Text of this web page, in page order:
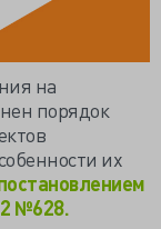
на
порядок
их
№628.